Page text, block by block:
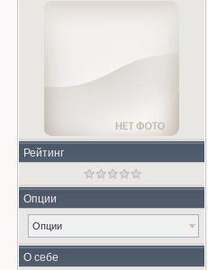
Рейтинг
Опции
Опции
О себе